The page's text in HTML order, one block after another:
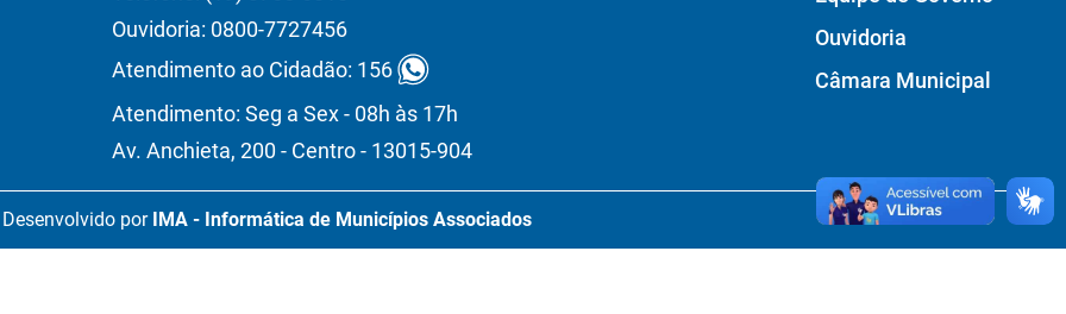
Ouvidoria: 0800-7727456
Atendimento ao Cidadão: 156
Atendimento: Seg a Sex - 08h às 17h
Av. Anchieta, 200 - Centro - 13015-904
Ouvidoria
Câmara Municipal
Desenvolvido por IMA - Informática de Municípios Associados